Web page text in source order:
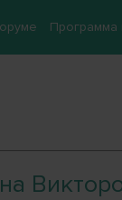
Программа